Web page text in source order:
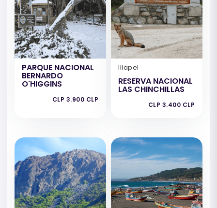
PARQUE NACIONAL
BERNARDO
O'HIGGINS
CLP 3.900 CLP
Illapel
RESERVA NACIONAL
LAS CHINCHILLAS
CLP 3.400 CLP